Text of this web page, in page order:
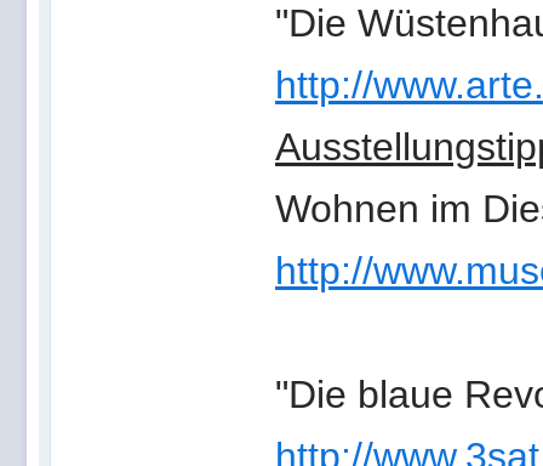
"Die
http://
Wohnen im
http://
"Die blaue
http://